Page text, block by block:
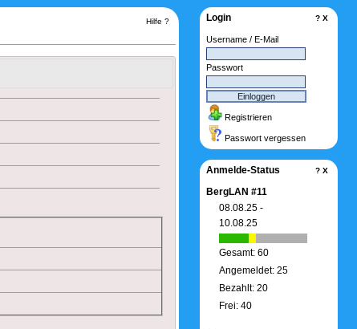
Hilfe ? Login ? X
Username / E-Mail
Passwort
Registrieren
Passwort vergessen
Anmelde-Status ? X
BergLAN #11
08.08.25 -
10.08.25
Gesamt: 60
Angemeldet: 25
Bezahlt: 20
Frei: 40